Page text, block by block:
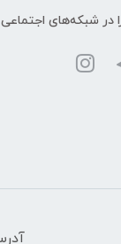
در شبکه‌های اجتماعی